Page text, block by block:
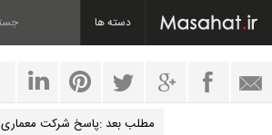
دسته ها
مطلب بعد :پاسخ شرکت معماری 5468796 به مجله گاردین